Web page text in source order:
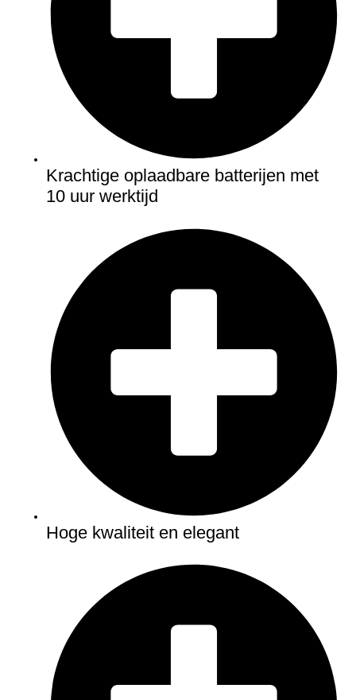
Krachtige oplaadbare batterijen met
10 uur werktijd
Hoge kwaliteit en elegant